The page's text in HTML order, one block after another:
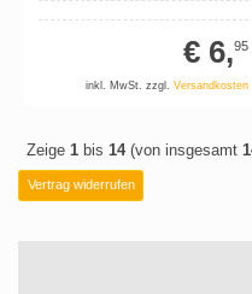
Vertrag widerrufen
€ 6,95
inkl. MwSt. zzgl.Versandkosten
Zeige 1 bis 14(von insgesamt